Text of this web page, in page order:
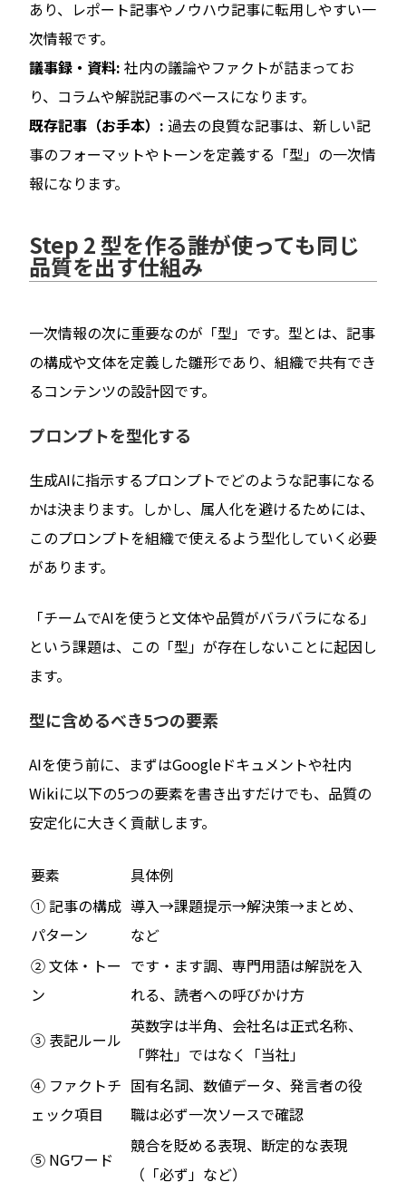
あり、レポート記事やノウハウ記事に転用しやすい一
次情報です。
議事録・資料: 社内の議論やファクトが詰まってお
り、コラムや解説記事のベースになります。
既存記事（お手本）: 過去の良質な記事は、新しい記
事のフォーマットやトーンを定義する「型」の一次情
報になります。
Step 2 型を作る――誰が使っても同じ
品質を出す仕組み
一次情報の次に重要なのが「型」です。型とは、記事
の構成や文体を定義した雛形であり、組織で共有でき
るコンテンツの設計図です。
プロンプトを型化する
生成AIに指示するプロンプトでどのような記事になる
かは決まります。しかし、属人化を避けるためには、
このプロンプトを組織で使えるよう型化していく必要
があります。
「チームでAIを使うと文体や品質がバラバラになる」
という課題は、この「型」が存在しないことに起因し
ます。
型に含めるべき5つの要素
AIを使う前に、まずはGoogleドキュメントや社内
Wikiに以下の5つの要素を書き出すだけでも、品質の
安定化に大きく貢献します。
要素
具体例
① 記事の構成
パターン
導入→課題提示→解決策→まとめ、
など
② 文体・トー
ン
です・ます調、専門用語は解説を入
れる、読者への呼びかけ方
③ 表記ルール
英数字は半角、会社名は正式名称、
「弊社」ではなく「当社」
④ ファクトチ
ェック項目
固有名詞、数値データ、発言者の役
職は必ず一次ソースで確認
⑤ NGワード
競合を貶める表現、断定的な表現
（「必ず」など）